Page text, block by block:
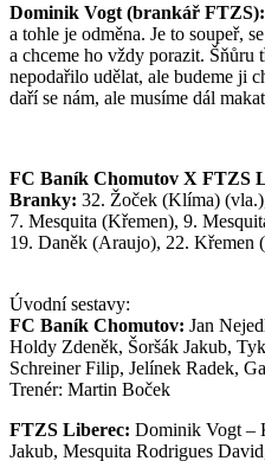
Dominik Vogt (brankář FTZS):
a tohle je odměna. Je to soupeř,
a chceme ho vždy porazit. Šňůru
nepodařilo udělat, ale budeme ji
daří se nám, ale musíme dál
FC Baník Chomutov X FTZS
Branky: 32. Žoček (Klíma)
7. Mesquita (Křemen), 9.
19. Daněk (Araujo), 22. Křemen
Úvodní sestavy:
FC Baník Chomutov: Jan
Holdy Zdeněk, Šoršák Jakub,
Schreiner Filip, Jelínek Radek,
Trenér: Martin Boček
FTZS Liberec: Dominik Vogt –
Jakub, Mesquita Rodrigues